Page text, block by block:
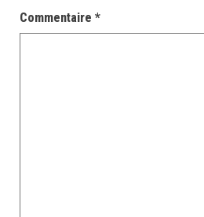
Commentaire *